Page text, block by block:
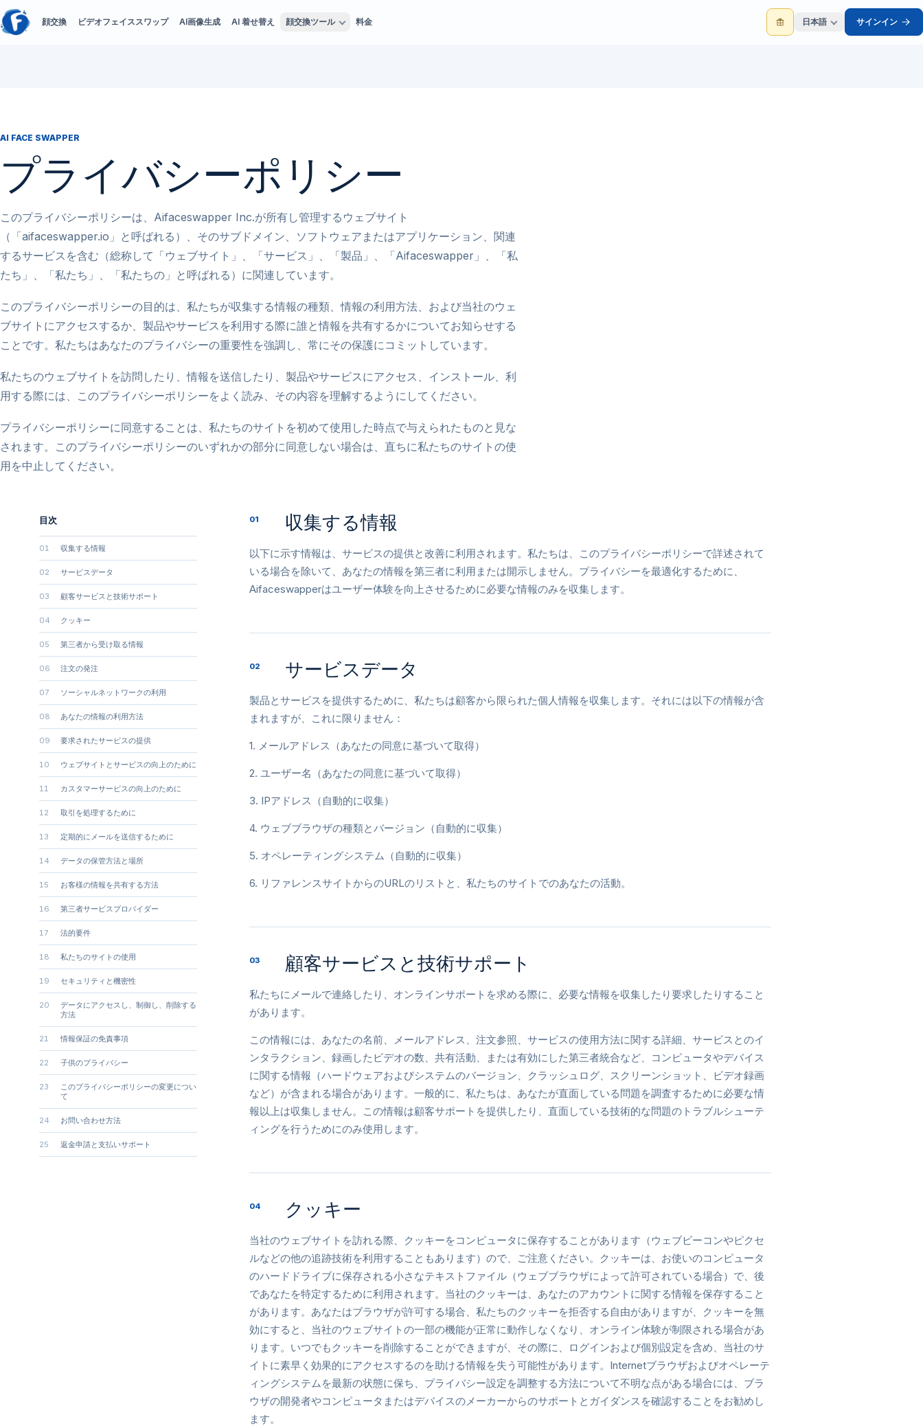
顔交換 ビデオフェイススワップ AI画像生成 AI 着せ替え 顔交換ツール 料金 日本語 サインイン
AI FACE SWAPPER
プライバシーポリシー
このプライバシーポリシーは、Aifaceswapper Inc.が所有し管理するウェブサイト
（「aifaceswapper.io」と呼ばれる）、そのサブドメイン、ソフトウェアまたはアプリケーション、関連
するサービスを含む（総称して「ウェブサイト」、「サービス」、「製品」、「Aifaceswapper」、「私
たち」、「私たち」、「私たちの」と呼ばれる）に関連しています。
このプライバシーポリシーの目的は、私たちが収集する情報の種類、情報の利用方法、および当社のウェ
ブサイトにアクセスするか、製品やサービスを利用する際に誰と情報を共有するかについてお知らせする
ことです。私たちはあなたのプライバシーの重要性を強調し、常にその保護にコミットしています。
私たちのウェブサイトを訪問したり、情報を送信したり、製品やサービスにアクセス、インストール、利
用する際には、このプライバシーポリシーをよく読み、その内容を理解するようにしてください。
プライバシーポリシーに同意することは、私たちのサイトを初めて使用した時点で与えられたものと見な
されます。このプライバシーポリシーのいずれかの部分に同意しない場合は、直ちに私たちのサイトの使
用を中止してください。
目次
01 収集する情報
02 サービスデータ
03 顧客サービスと技術サポート
04 クッキー
05 第三者から受け取る情報
06 注文の発注
07 ソーシャルネットワークの利用
08 あなたの情報の利用方法
09 要求されたサービスの提供
10 ウェブサイトとサービスの向上のために
11 カスタマーサービスの向上のために
12 取引を処理するために
13 定期的にメールを送信するために
14 データの保管方法と場所
15 お客様の情報を共有する方法
16 第三者サービスプロバイダー
17 法的要件
18 私たちのサイトの使用
19 セキュリティと機密性
20
データにアクセスし、制御し、削除する
方法
21 情報保証の免責事項
22 子供のプライバシー
23
このプライバシーポリシーの変更につい
て
24 お問い合わせ方法
25 返金申請と支払いサポート
01 収集する情報
以下に示す情報は、サービスの提供と改善に利用されます。私たちは、このプライバシーポリシーで詳述されて
いる場合を除いて、あなたの情報を第三者に利用または開示しません。プライバシーを最適化するために、
Aifaceswapperはユーザー体験を向上させるために必要な情報のみを収集します。
02 サービスデータ
製品とサービスを提供するために、私たちは顧客から限られた個人情報を収集します。それには以下の情報が含
まれますが、これに限りません：
1. メールアドレス（あなたの同意に基づいて取得）
2. ユーザー名（あなたの同意に基づいて取得）
3. IPアドレス（自動的に収集）
4. ウェブブラウザの種類とバージョン（自動的に収集）
5. オペレーティングシステム（自動的に収集）
6. リファレンスサイトからのURLのリストと、私たちのサイトでのあなたの活動。
03 顧客サービスと技術サポート
私たちにメールで連絡したり、オンラインサポートを求める際に、必要な情報を収集したり要求したりすること
があります。
この情報には、あなたの名前、メールアドレス、注文参照、サービスの使用方法に関する詳細、サービスとのイ
ンタラクション、録画したビデオの数、共有活動、または有効にした第三者統合など、コンピュータやデバイス
に関する情報（ハードウェアおよびシステムのバージョン、クラッシュログ、スクリーンショット、ビデオ録画
など）が含まれる場合があります。一般的に、私たちは、あなたが直面している問題を調査するために必要な情
報以上は収集しません。この情報は顧客サポートを提供したり、直面している技術的な問題のトラブルシューテ
ィングを行うためにのみ使用します。
04 クッキー
当社のウェブサイトを訪れる際、クッキーをコンピュータに保存することがあります（ウェブビーコンやピクセ
ルなどの他の追跡技術を利用することもあります）ので、ご注意ください。クッキーは、お使いのコンピュータ
のハードドライブに保存される小さなテキストファイル（ウェブブラウザによって許可されている場合）で、後
であなたを特定するために利用されます。当社のクッキーは、あなたのアカウントに関する情報を保存すること
があります。あなたはブラウザが許可する場合、私たちのクッキーを拒否する自由がありますが、クッキーを無
効にすると、当社のウェブサイトの一部の機能が正常に動作しなくなり、オンライン体験が制限される場合があ
ります。いつでもクッキーを削除することができますが、その際に、ログインおよび個別設定を含め、当社のサ
イトに素早く効果的にアクセスするのを助ける情報を失う可能性があります。Internetブラウザおよびオペレーテ
ィングシステムを最新の状態に保ち、プライバシー設定を調整する方法について不明な点がある場合には、ブラ
ウザの開発者やコンピュータまたはデバイスのメーカーからのサポートとガイダンスを確認することをお勧めし
ます。